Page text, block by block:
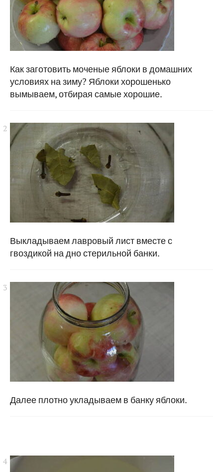
Как заготовить моченые яблоки в домашних
условиях на зиму? Яблоки хорошенько
вымываем, отбирая самые хорошие.
Выкладываем лавровый лист вместе с
гвоздикой на дно стерильной банки.
Далее плотно укладываем в банку яблоки.